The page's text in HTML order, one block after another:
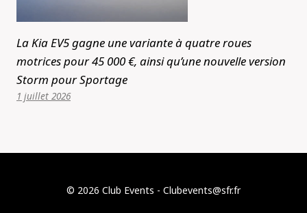
La Kia EV5 gagne une variante à quatre roues
motrices pour 45 000 €, ainsi qu’une nouvelle version
Storm pour Sportage
1 juillet 2026
© 2026 Club Events - Clubevents@sfr.fr